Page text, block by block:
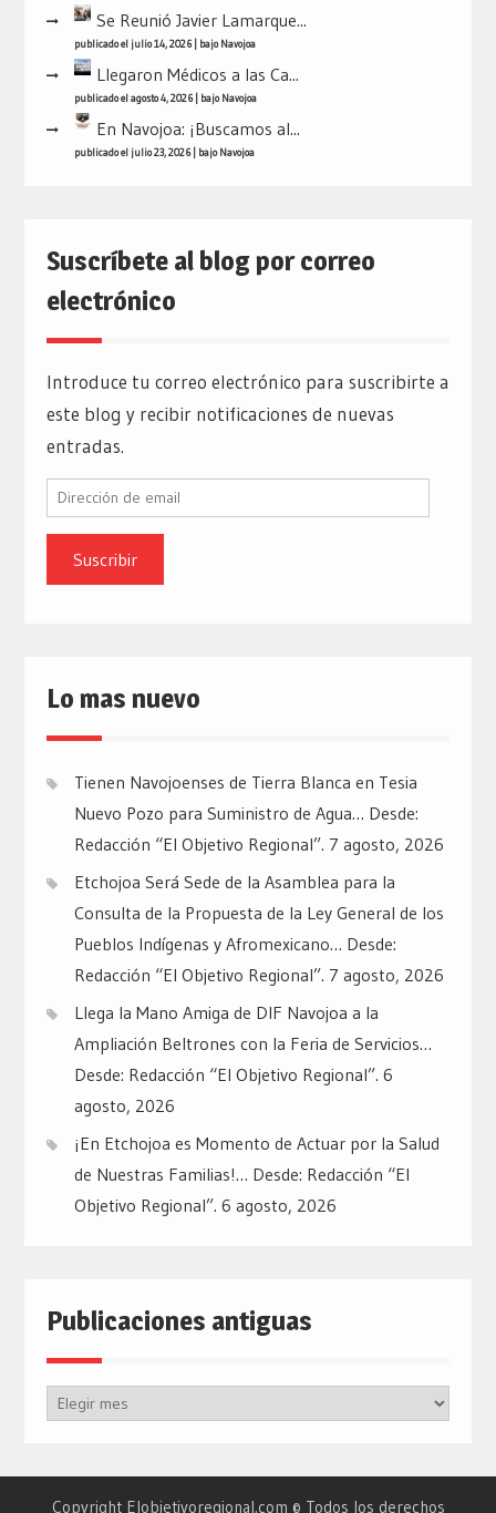
Se Reunió Javier Lamarque...
publicado el julio 14, 2026| bajoNavojoa
Llegaron Médicos a las Ca...
publicado el agosto 4, 2026| bajoNavojoa
En Navojoa: ¡Buscamos al...
publicado el julio 23, 2026| bajoNavojoa
Suscríbete al blog por correo
electrónico
Introduce tu correo electrónico para suscribirte a
este blog y recibir notificaciones de nuevas
entradas.
Dirección
email
Lo mas nuevo
Tienen Navojoenses de Tierra Blanca en Tesia
Nuevo Pozo para Suministro de Agua… Desde:
Redacción “El Objetivo Regional”. 7 agosto, 2026
Etchojoa Será Sede de la Asamblea para la
Consulta de la Propuesta de la Ley General de los
Pueblos Indígenas y Afromexicano… Desde:
Redacción “El Objetivo Regional”. 7 agosto, 2026
Llega la Mano Amiga de DIF Navojoa a la
Ampliación Beltrones con la Feria de Servicios…
Desde: Redacción “El Objetivo Regional”. 6
agosto, 2026
¡En Etchojoa es Momento de Actuar por la Salud
de Nuestras Familias!… Desde: Redacción “El
Objetivo Regional”. 6 agosto, 2026
Publicaciones antiguas
Publicaciones
Copyright Elobjetivoregional.com © Todos los derechos